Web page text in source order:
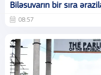
Biləsuvarın bir sıra
08:57